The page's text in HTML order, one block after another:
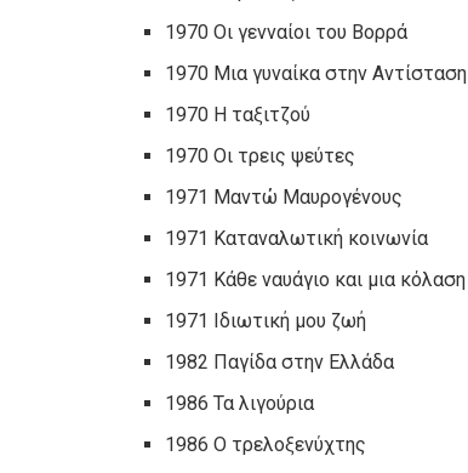
1970 Οι γενναίοι του Βορρά
1970 Μια γυναίκα στην Αντίσταση
1970 Η ταξιτζού
1970 Οι τρεις ψεύτες
1971 Μαντώ Μαυρογένους
1971 Καταναλωτική κοινωνία
1971 Κάθε ναυάγιο και μια κόλαση
1971 Ιδιωτική μου ζωή
1982 Παγίδα στην Ελλάδα
1986 Τα λιγούρια
1986 Ο τρελοξενύχτης